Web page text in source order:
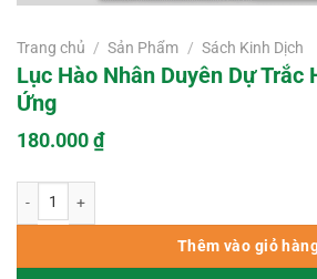
Trang chủ / Sản Phẩm / Sách Kinh Dịch
Lục Hào Nhân Duyên Dự Trắc
Ứng
180.000₫
Thêm vào giỏ